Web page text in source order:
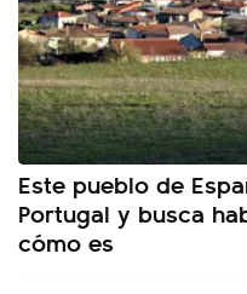
Este pueblo de
Portugal y busca
cómo es